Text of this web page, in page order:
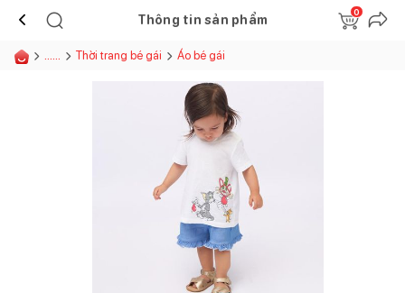
Thông tin sản phẩm
0
...... Thời trang bé gái Áo bé gái